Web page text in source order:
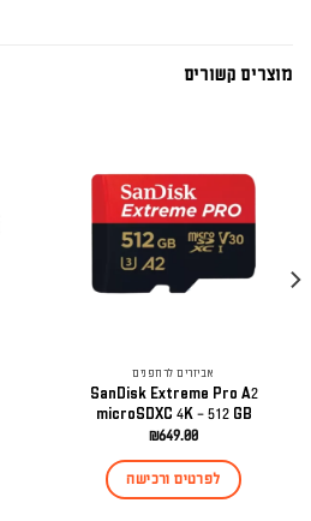
מוצרים קשורים
אביזרים לרחפנים
SanDisk Extreme Pro A2
microSDXC 4K – 512 GB
₪649.00
לפרטים ורכישה